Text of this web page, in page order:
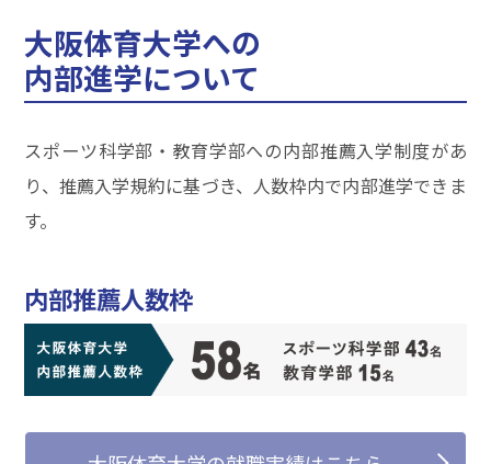
大阪体育大学への
内部進学について
スポーツ科学部・教育学部への内部推薦入学制度があ
り、推薦入学規約に基づき、人数枠内で内部進学できま
す。
内部推薦人数枠